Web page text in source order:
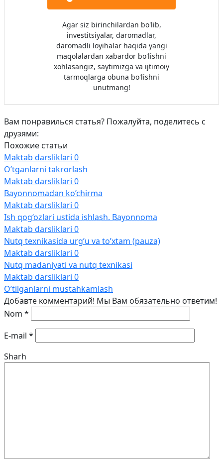
Agar siz birinchilardan bo'lib,
investitsiyalar, daromadlar,
daromadli loyihalar haqida yangi
maqolalardan xabardor bo'lishni
xohlasangiz, saytimizga va ijtimoiy
tarmoqlarga obuna bo'lishni
unutmang!
Вам понравилься статья? Пожалуйта, поделитесь с
друзями:
Похожие статьи
Maktab darsliklari 0
O’tganlarni takrorlash
Maktab darsliklari 0
Bayonnomadan ko’chirma
Maktab darsliklari 0
Ish qog‘ozlari ustida ishlash. Bayonnoma
Maktab darsliklari 0
Nutq texnikasida urg’u va to’xtam (pauza)
Maktab darsliklari 0
Nutq madaniyati va nutq texnikasi
Maktab darsliklari 0
O’tilganlarni mustahkamlash
Добавте комментарий! Мы Вам обязательно ответим!
Nom *
E-mail *
Sharh